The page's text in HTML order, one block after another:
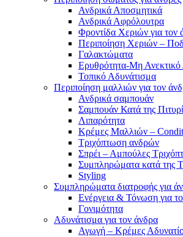
Ανδρικά Αποσμητικά
Ανδρικά Αφρόλουτρα
Φροντίδα Χεριών για τον
Περιποίηση Χεριών –
Γαλακτώματα
Ερυθρότητα-Μη
Τοπικό Αδυνάτισμα
Περιποίηση μαλλιών για τον
Ανδρικά σαμπουάν
Σαμπουάν Κατά της
Λιπαρότητα
Κρέμες Μαλλιών –
Τριχόπτωση ανδρών
Σπρέι – Αμπούλες
Συμπληρώματα κατά της
Styling
Συμπληρώματα διατροφής για
Ενέργεια & Τόνωση για
Γονιμότητα
Αδυνάτισμα για τον άνδρα
Αγωγή – Κρέμες